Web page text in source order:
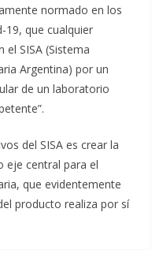
normado en los
19, que cualquier
SISA (Sistema
Argentina) por un
de un laboratorio
del SISA es crear la
eje central para el
que evidentemente
producto realiza por sí